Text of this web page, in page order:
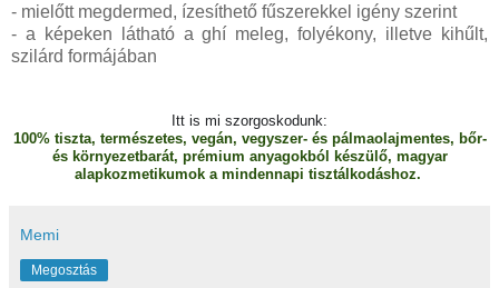
- mielőtt megdermed, ízesíthető fűszerekkel igény szerint
- a képeken látható a ghí meleg, folyékony, illetve kihűlt,
szilárd formájában
Itt is mi szorgoskodunk:
100% tiszta, természetes, vegán, vegyszer- és pálmaolajmentes, bőr-
és környezetbarát, prémium anyagokból készülő, magyar
alapkozmetikumok a mindennapi tisztálkodáshoz.
Memi
Megosztás